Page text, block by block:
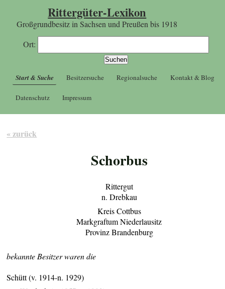
Rittergüter-Lexikon
Großgrundbesitz in Sachsen und Preußen bis 1918
Ort:
Start & Suche Besitzersuche Regionalsuche Kontakt & Blog
Datenschutz Impressum
« zurück
Schorbus
Rittergut
n. Drebkau
Kreis Cottbus
Markgraftum Niederlausitz
Provinz Brandenburg
bekannte Besitzer waren die
Schütt (v. 1914-n. 1929)